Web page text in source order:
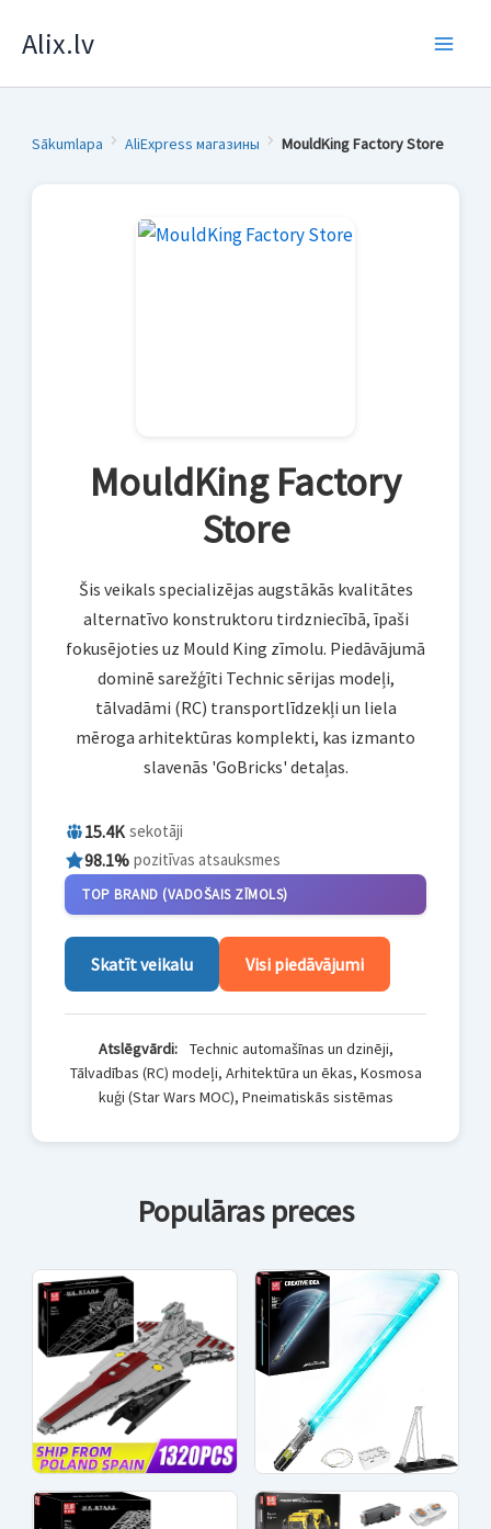
Alix.lv
Sākumlapa AliExpress магазины MouldKing Factory Store
MouldKing Factory
Store
Šis veikals specializējas augstākās kvalitātes
alternatīvo konstruktoru tirdzniecībā, īpaši
fokusējoties uz Mould King zīmolu. Piedāvājumā
dominē sarežģīti Technic sērijas modeļi,
tālvadāmi (RC) transportlīdzekļi un liela
mēroga arhitektūras komplekti, kas izmanto
slavenās 'GoBricks' detaļas.
15.4K sekotāji
98.1% pozitīvas atsauksmes
TOP BRAND (VADOŠAIS ZĪMOLS)
Skatīt veikalu Visi piedāvājumi
Atslēgvārdi:
Technic automašīnas un dzinēji,
Tālvadības (RC) modeļi, Arhitektūra un ēkas, Kosmosa
kuģi (Star Wars MOC), Pneimatiskās sistēmas
Populāras preces